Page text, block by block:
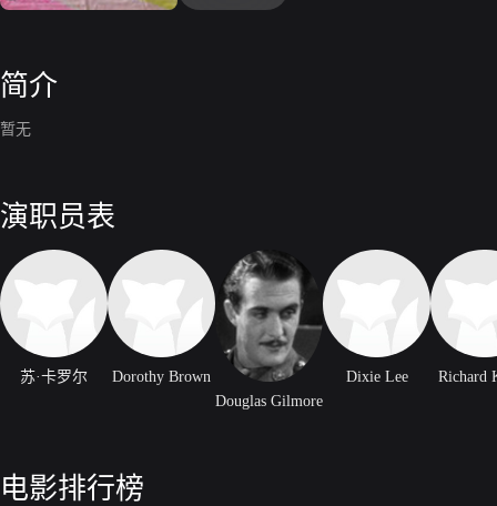
简介
暂无
演职员表
苏·卡罗尔
Dorothy Brown
Douglas Gilmore
Dixie Lee Richard
电影排行榜